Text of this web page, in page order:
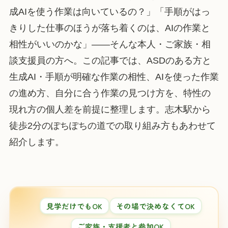
成AIを使う作業は向いているの？」「手順がはっ
きりした仕事のほうが落ち着くのは、AIの作業と
相性がいいのかな」——そんな本人・ご家族・相
談支援員の方へ。この記事では、ASDのある方と
生成AI・手順が明確な作業の相性、AIを使った作業
の進め方、自分に合う作業の見つけ方を、特性の
現れ方の個人差を前提に整理します。志木駅から
徒歩2分のぽちぽちの道での取り組み方もあわせて
紹介します。
見学だけでもOK
その場で決めなくてOK